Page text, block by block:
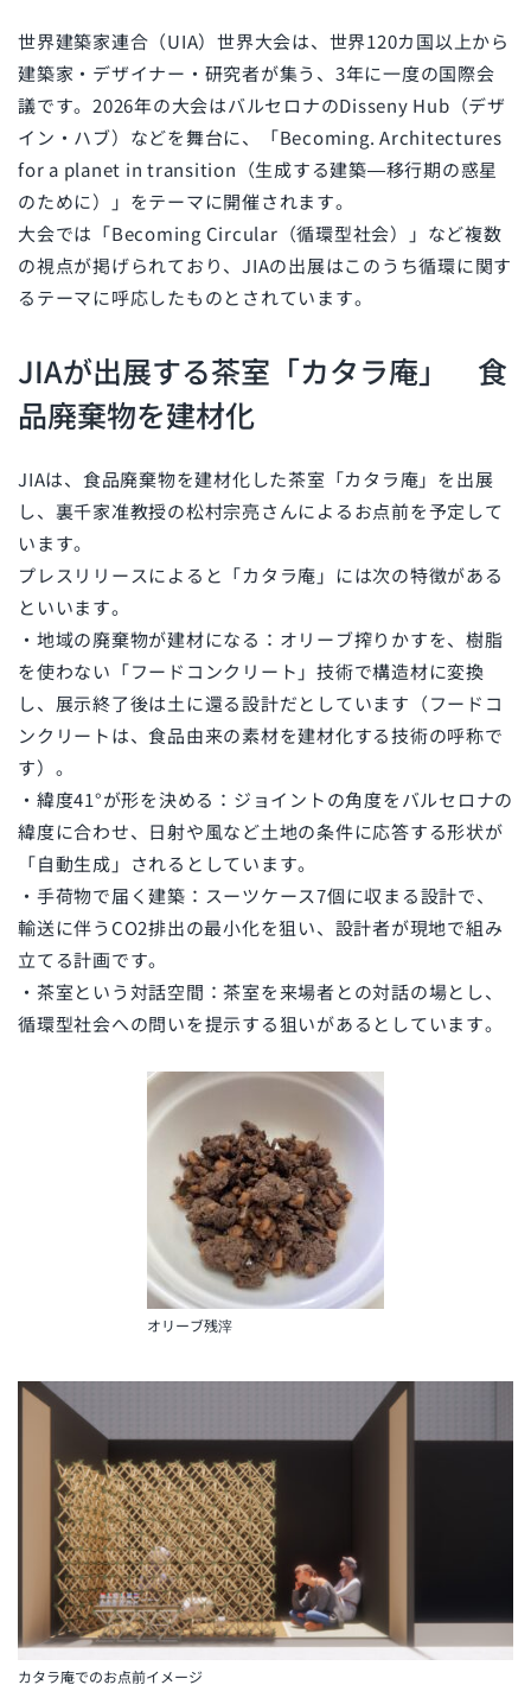
世界建築家連合（UIA）世界大会は、世界120カ国以上から
建築家・デザイナー・研究者が集う、3年に一度の国際会
議です。2026年の大会はバルセロナのDisseny Hub（デザ
イン・ハブ）などを舞台に、「Becoming. Architectures
for a planet in transition（生成する建築—移行期の惑星
のために）」をテーマに開催されます。
大会では「Becoming Circular（循環型社会）」など複数
の視点が掲げられており、JIAの出展はこのうち循環に関す
るテーマに呼応したものとされています。
JIAが出展する茶室「カタラ庵」 食
品廃棄物を建材化
JIAは、食品廃棄物を建材化した茶室「カタラ庵」を出展
し、裏千家准教授の松村宗亮さんによるお点前を予定して
います。
プレスリリースによると「カタラ庵」には次の特徴がある
といいます。
・地域の廃棄物が建材になる：オリーブ搾りかすを、樹脂
を使わない「フードコンクリート」技術で構造材に変換
し、展示終了後は土に還る設計だとしています（フードコ
ンクリートは、食品由来の素材を建材化する技術の呼称で
す）。
・緯度41°が形を決める：ジョイントの角度をバルセロナの
緯度に合わせ、日射や風など土地の条件に応答する形状が
「自動生成」されるとしています。
・手荷物で届く建築：スーツケース7個に収まる設計で、
輸送に伴うCO2排出の最小化を狙い、設計者が現地で組み
立てる計画です。
・茶室という対話空間：茶室を来場者との対話の場とし、
循環型社会への問いを提示する狙いがあるとしています。
オリーブ残滓
カタラ庵でのお点前イメージ